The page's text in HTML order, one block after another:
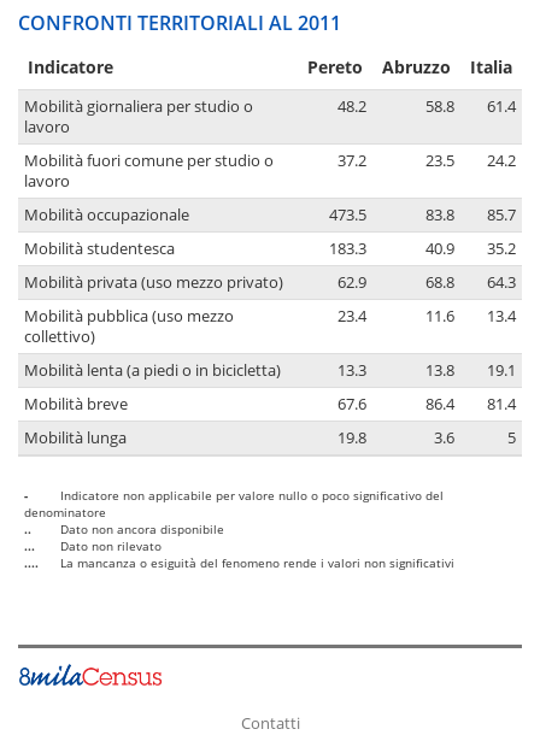
CONFRONTI TERRITORIALI AL 2011
Indicatore Pereto Abruzzo Italia
Mobilità giornaliera per studio o
lavoro
48.2 58.8 61.4
Mobilità fuori comune per studio o
lavoro
37.2 23.5 24.2
Mobilità occupazionale 473.5 83.8
85.7
Mobilità studentesca
183.3 40.9
35.2
Mobilità privata (uso mezzo privato)
62.9 68.8
64.3
Mobilità pubblica (uso mezzo
collettivo)
23.4 11.6 13.4
Mobilità lenta (a piedi o in bicicletta) 13.3 13.8
19.1
Mobilità breve
67.6 86.4
81.4
Mobilità lunga
19.8 3.6 5
-
Indicatore non applicabile per valore nullo o poco significativo del
denominatore
..
Dato non ancora disponibile
...
Dato non rilevato
....
La mancanza o esiguità del fenomeno rende i valori non significativi
Contatti